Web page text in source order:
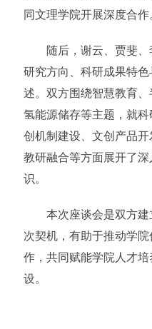
同文理学院开展深度合作
随后，谢云、贾斐
研究方向、科研成果特
述。双方围绕智慧教育、
氢能源储存等主题，就
创机制建设、文创产品
教研融合等方面展开了
识。
本次座谈会是双方
次契机，有助于推动学
作，共同赋能学院人才
设。